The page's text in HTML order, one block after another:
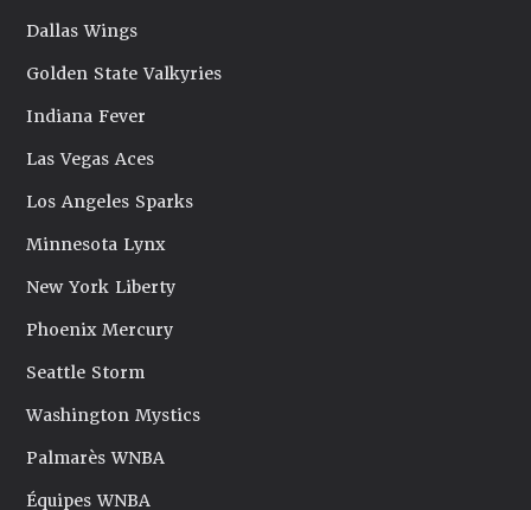
Dallas Wings
Golden State Valkyries
Indiana Fever
Las Vegas Aces
Los Angeles Sparks
Minnesota Lynx
New York Liberty
Phoenix Mercury
Seattle Storm
Washington Mystics
Palmarès WNBA
Équipes WNBA